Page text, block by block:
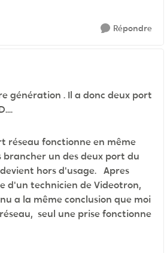
Répondre
génération . Il a donc deux port
réseau fonctionne en même
un des deux port du
hors d'usage. Apres
d'un technicien de Videotron,
a la même conclusion que moi
seul une prise fonctionne